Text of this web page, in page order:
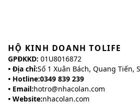
HỘ KINH DOANH TOLIFE
GPĐKKD: 01U8016872
• Địa chỉ:Số 1 Xuân Bách, Quang Tiến,
• Hotline:0349 839 239
• Email:hotro@nhacolan.com
• Website:nhacolan.com